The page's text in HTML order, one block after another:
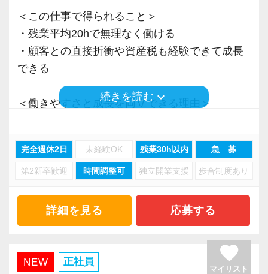
＜この仕事で得られること＞
・残業平均20hで無理なく働ける
・顧客との直接折衝や資産税も経験できて成長
できる
＜働きやすさと成長を両立できる理由＞
・分業体制で業務負担を軽減
・顧客対応や提案業務に集中可能
・資産税や相続など専門性の高い案件あり
・経験値が自然と積み上がる環境
・有給取得率90％以上
続きを読むkeyboard_arrow_down
完全週休2日 未経験OK 残業30h以内 急 募
第2新卒歓迎 時間調整可 独立開業支援 歩合制度あり
詳細を見る 応募する
NEW 正社員 favorite
マイリスト